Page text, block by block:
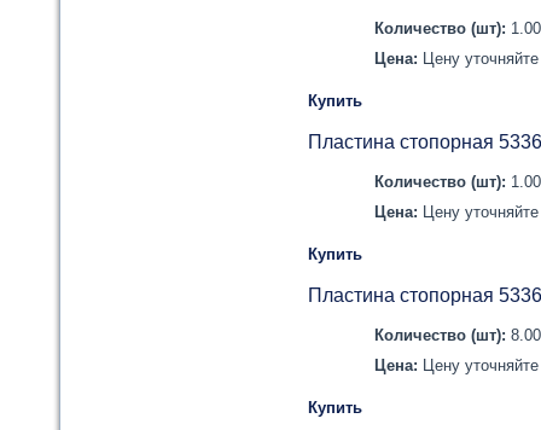
Количество (шт):
Цена: Цену
Купить
Пластина стопорная
Количество (шт):
Цена: Цену
Купить
Пластина стопорная
Количество (шт):
Цена: Цену
Купить